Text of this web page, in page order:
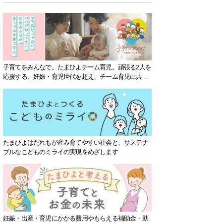
子育てをみんなで。たまひよチーム育児。頑張る2人を
応援する、妊娠・育児世代を超え、チーム育児に共感
たまひよはだれもが産み育てやすい社会と、サステナ
ブルなこどものミライの実現をめざします
妊娠・出産・育児にかかる費用やもらえる補助金・助